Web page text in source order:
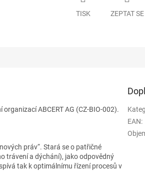
TISK ZEPTAT SE
ABCERT AG (CZ-BIO-002).
práv“. Stará se o patřičné
trávení a dýchání), jako odpovědný
tak k optimálnímu řízení procesů v
EAN: